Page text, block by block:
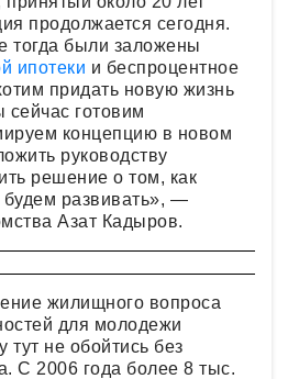
продолжается сегодня.
тогда были заложены
ипотеки и беспроцентное
придать новую жизнь
готовим
концепцию в новом
руководству
решение о том, как
будем развивать», —
Азат Кадыров.
жилищного вопроса
для молодежи
тут не обойтись без
С 2006 года более 8 тыс.